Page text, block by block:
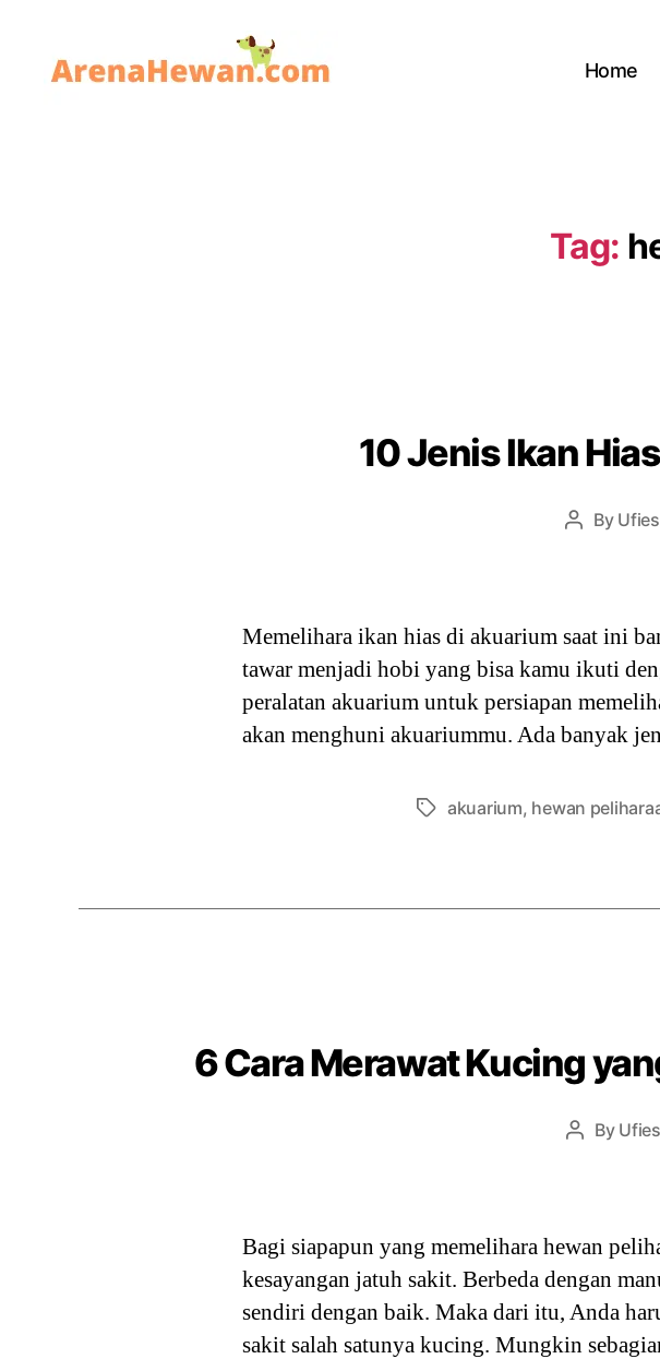
Home
Tag:
10 Jenis Ikan
Post
By
Memelihara ikan hias di akuarium saat ini
tawar menjadi hobi yang bisa kamu ikuti
peralatan akuarium untuk persiapan
akan menghuni akuariummu. Ada banyak
Tagsakuarium, hewan
6 Cara Merawat Kucing
Post
By
Bagi siapapun yang memelihara hewan
kesayangan jatuh sakit. Berbeda dengan
sendiri dengan baik. Maka dari itu, Anda
sakit salah satunya kucing. Mungkin